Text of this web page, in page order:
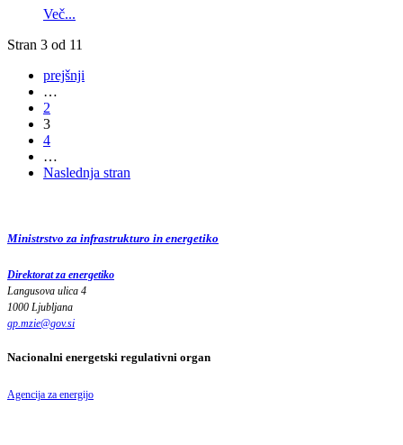
Več...
Stran 3 od 11
prejšnji
…
2
3
4
…
Naslednja stran
Ministrstvo za infrastrukturo in energetiko
Direktorat za energetiko
Langusova ulica 4
1000 Ljubljana
gp.mzie@gov.si
Nacionalni energetski regulativni organ
Agencija za energijo